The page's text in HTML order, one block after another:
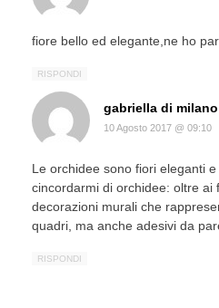
fiore bello ed elegante,ne ho
RISPONDI
gabriella di milano
10 Agosto 2017 @ 09:10
Le orchidee sono fiori eleganti
cincordarmi di orchidee: oltre ai
decorazioni murali che
quadri, ma anche adesivi da
RISPONDI